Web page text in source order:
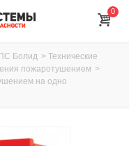
0
Болид > Технические
пожаротушением >
на одно